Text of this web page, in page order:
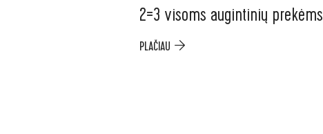
2=3 visoms augintinių prekėms
PLAČIAU